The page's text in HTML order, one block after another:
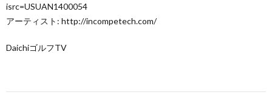
isrc=USUAN1400054
アーティスト: http://incompetech.com/
DaichiゴルフTV